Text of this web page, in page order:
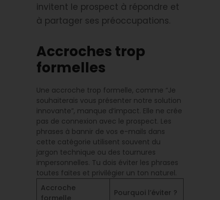
invitent le prospect à répondre et
à partager ses préoccupations.
Accroches trop
formelles
Une accroche trop formelle, comme “Je
souhaiterais vous présenter notre solution
innovante”, manque d’impact. Elle ne crée
pas de connexion avec le prospect. Les
phrases à bannir de vos e-mails dans
cette catégorie utilisent souvent du
jargon technique ou des tournures
impersonnelles. Tu dois éviter les phrases
toutes faites et privilégier un ton naturel.
Accroche
Pourquoi l’éviter ?